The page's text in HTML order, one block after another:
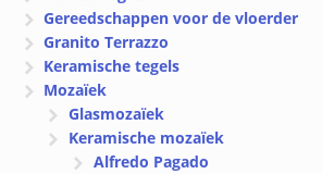
Gereedschappen voor de vloerder
Granito Terrazzo
Keramische tegels
Mozaïek
Glasmozaïek
Keramische mozaïek
Alfredo Pagado